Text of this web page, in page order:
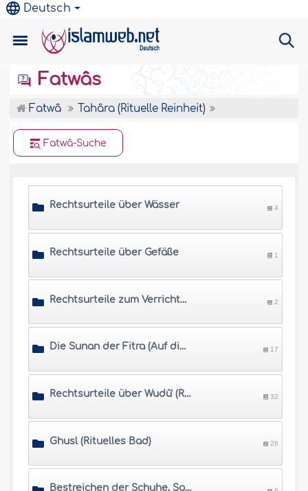
Deutsch
Fatwâs
Fatwâ Tahâra (Rituelle Reinheit)
Fatwâ-Suche
Rechtsurteile über Wässer 4
Rechtsurteile über Gefäße 1
Rechtsurteile zum Verrichten der Notdurft 2
Die Sunan der Fitra (Auf die natürliche Veranlagung bezogene Handlungen) 17
Rechtsurteile über Wudû' (Rituelle Waschung) 32
Ghusl (Rituelles Bad) 26
Bestreichen der Schuhe, Socken und Schienen